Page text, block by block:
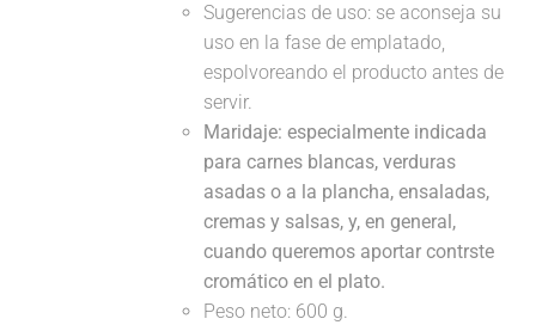
Sugerencias de uso: se aconseja su
uso en la fase de emplatado,
espolvoreando el producto antes de
servir.
Maridaje: especialmente indicada
para carnes blancas, verduras
asadas o a la plancha, ensaladas,
cremas y salsas, y, en general,
cuando queremos aportar contrste
cromático en el plato.
Peso neto: 600 g.